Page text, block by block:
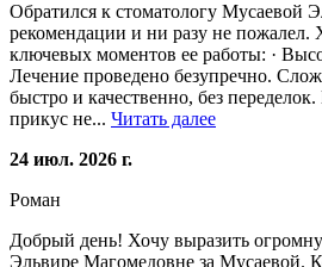
Обратился к стоматологу Мусаевой
рекомендации и ни разу не пожалел.
ключевых моментов ее работы: ·
Лечение проведено безупречно.
быстро и качественно, без
прикус не... Читать далее
24 июл. 2026 г.
Роман
Добрый день! Хочу выразить
Эльвире Магомедовне за Мусаевой.